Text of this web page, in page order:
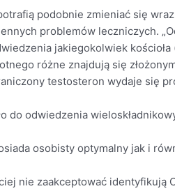
podobnie zmieniać się
problemów leczniczych.
jakiegokolwiek
różne znajdują się
testosteron wydaje się
do odwiedzenia
osobisty optymalny jak i
nie zaakceptować